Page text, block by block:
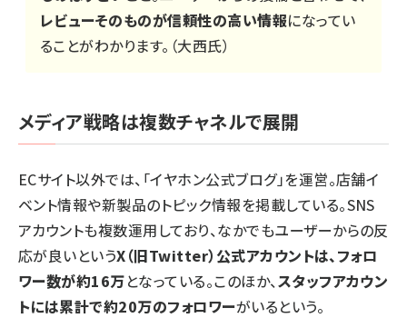
レビューそのものが信頼性の高い情報になってい
ることがわかります。（大西氏）
メディア戦略は複数チャネルで展開
ECサイト以外では、「イヤホン公式ブログ」を運営。店舗イ
ベント情報や新製品のトピック情報を掲載している。SNS
アカウントも複数運用しており、なかでもユーザーからの反
応が良いというX（旧Twitter）公式アカウントは、フォロ
ワー数が約16万となっている。このほか、スタッフアカウン
トには累計で約20万のフォロワーがいるという。